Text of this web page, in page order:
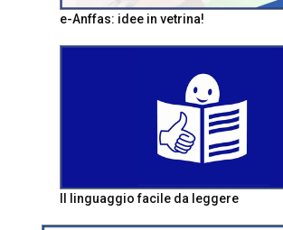
e-Anffas: idee in vetrina!
Il linguaggio facile da leggere